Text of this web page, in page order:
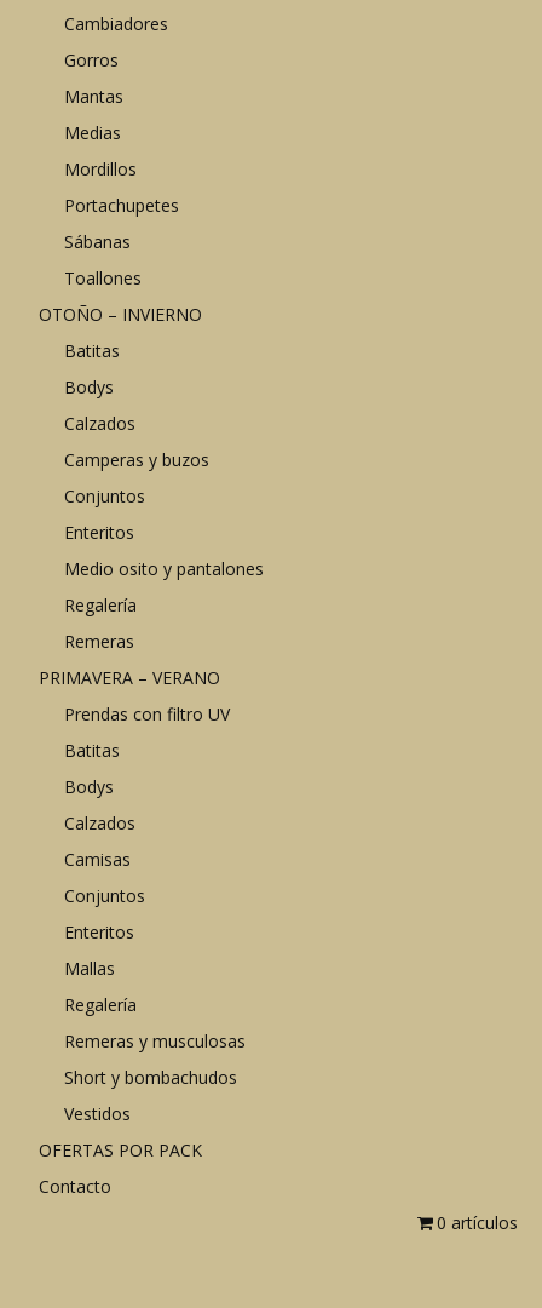
Cambiadores
Gorros
Mantas
Medias
Mordillos
Portachupetes
Sábanas
Toallones
OTOÑO – INVIERNO
Batitas
Bodys
Calzados
Camperas y buzos
Conjuntos
Enteritos
Medio osito y pantalones
Regalería
Remeras
PRIMAVERA – VERANO
Prendas con filtro UV
Batitas
Bodys
Calzados
Camisas
Conjuntos
Enteritos
Mallas
Regalería
Remeras y musculosas
Short y bombachudos
Vestidos
OFERTAS POR PACK
Contacto
0 artículos